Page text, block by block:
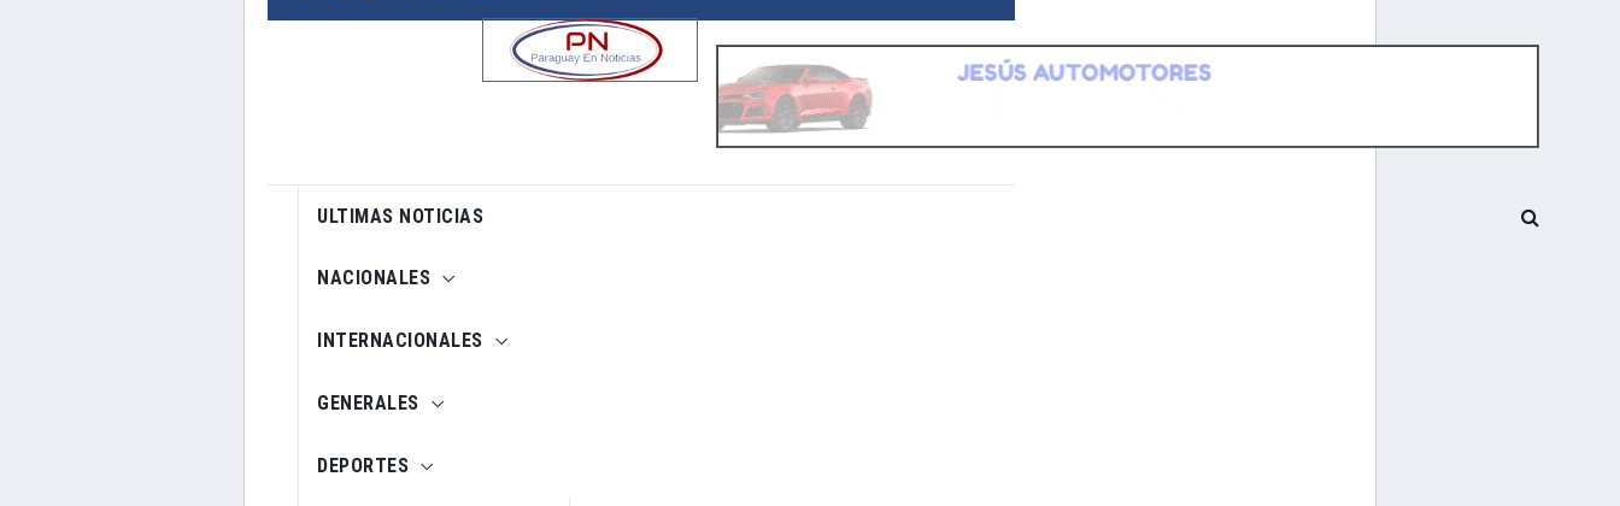
ULTIMAS NOTICIAS
NACIONALES
INTERNACIONALES
GENERALES
DEPORTES